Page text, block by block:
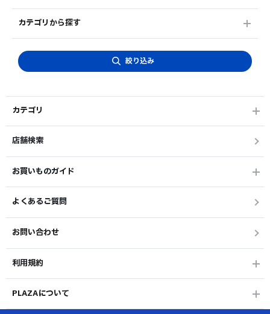
カテゴリから探す
絞り込み
カテゴリ
店舗検索
お買いものガイド
よくあるご質問
お問い合わせ
利用規約
PLAZAについて